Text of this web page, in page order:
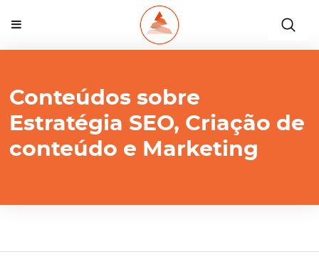
Conteúdos sobre
Estratégia SEO, Criação de
conteúdo e Marketing